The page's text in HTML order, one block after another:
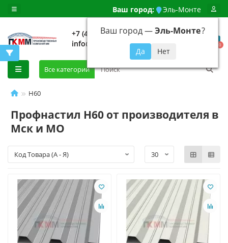
Ваш город: Эль-Монте
Ваш город —Эль-Монте?
+7 (499) 648-92-94
info@evroshtaketnikmoskva.ru
0
Все категории
Н60
Профнастил Н60 от производителя в
Мск и МО